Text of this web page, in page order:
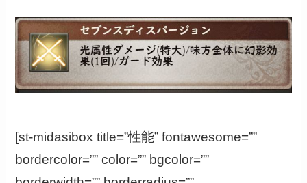
[st-midasibox title=”性能” fontawesome=””
bordercolor=”” color=”” bgcolor=””